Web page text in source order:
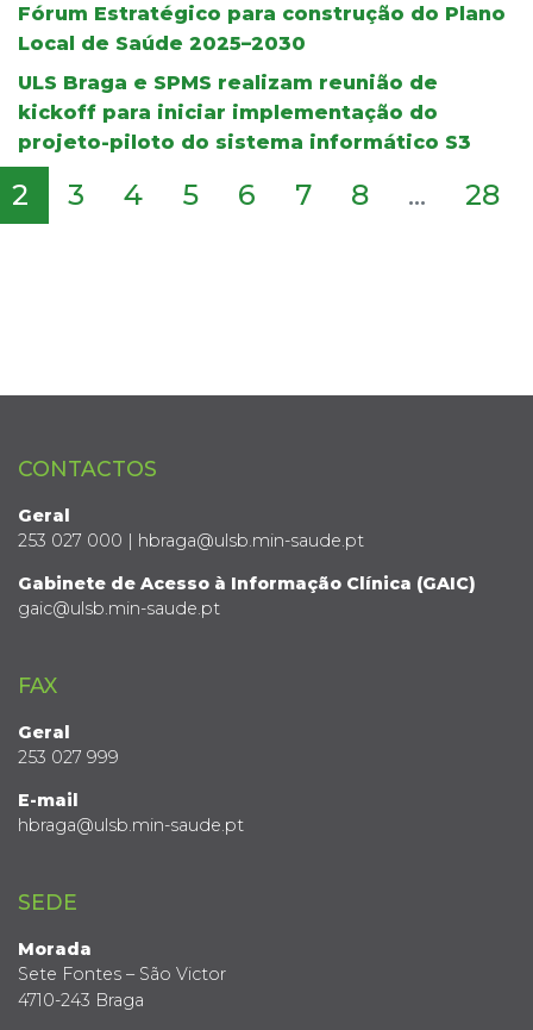
Fórum Estratégico para construção do Plano
Local de Saúde 2025–2030
ULS Braga e SPMS realizam reunião de
kickoff para iniciar implementação do
projeto-piloto do sistema informático S3
2 3 4 5 6 7 8 ... 28
CONTACTOS
Geral
253 027 000 | hbraga@ulsb.min-saude.pt
Gabinete de Acesso à Informação Clínica (GAIC)
gaic@ulsb.min-saude.pt
FAX
Geral
253 027 999
E-mail
hbraga@ulsb.min-saude.pt
SEDE
Morada
Sete Fontes – São Victor
4710-243 Braga